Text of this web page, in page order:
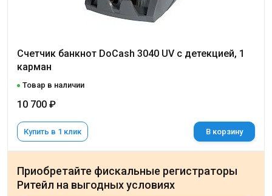
Счетчик банкнот DoCash 3040 UV с детекцией, 1
карман
Товар в наличии
10 700 ₽
Купить в 1 клик В корзину
Приобретайте фискальные регистраторы
Ритейл на выгодных условиях